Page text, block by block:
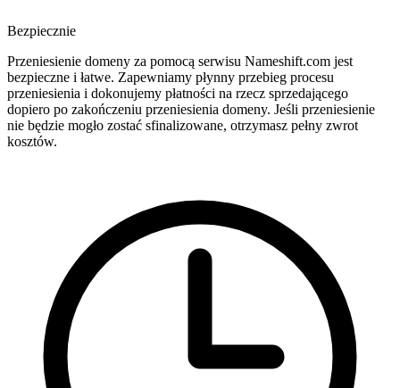
Bezpiecznie
Przeniesienie domeny za pomocą serwisu Nameshift.com jest
bezpieczne i łatwe. Zapewniamy płynny przebieg procesu
przeniesienia i dokonujemy płatności na rzecz sprzedającego
dopiero po zakończeniu przeniesienia domeny. Jeśli przeniesienie
nie będzie mogło zostać sfinalizowane, otrzymasz pełny zwrot
kosztów.